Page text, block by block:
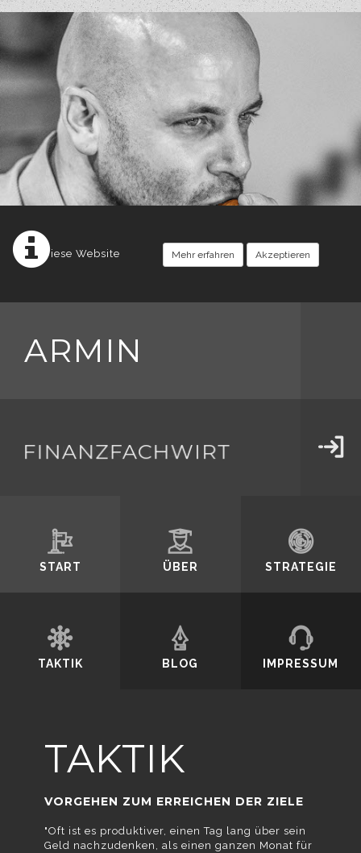
ARMIN
SCHMIDT
FINANZFACHWIRT
START ÜBER STRATEGIE
TAKTIK BLOG IMPRESSUM
Diese Website
setzt Cookies ein.
Durch weiteres
Surfen erklären
Sie sich mit der
Cookies
Mehr erfahren Akzeptieren
TAKTIK
VORGEHEN ZUM ERREICHEN DER ZIELE
"Oft ist es produktiver, einen Tag lang über sein
Geld nachzudenken, als einen ganzen Monat für